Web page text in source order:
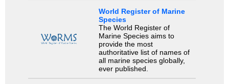
World Register of Marine
Species
The World Register of
Marine Species aims to
provide the most
authoritative list of names of
all marine species globally,
ever published.